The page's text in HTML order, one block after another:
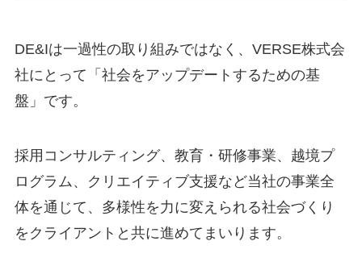
DE&Iは一過性の取り組みではなく、VERSE株式会
社にとって「社会をアップデートするための基
盤」です。
採用コンサルティング、教育・研修事業、越境プ
ログラム、クリエイティブ支援など当社の事業全
体を通じて、多様性を力に変えられる社会づくり
をクライアントと共に進めてまいります。